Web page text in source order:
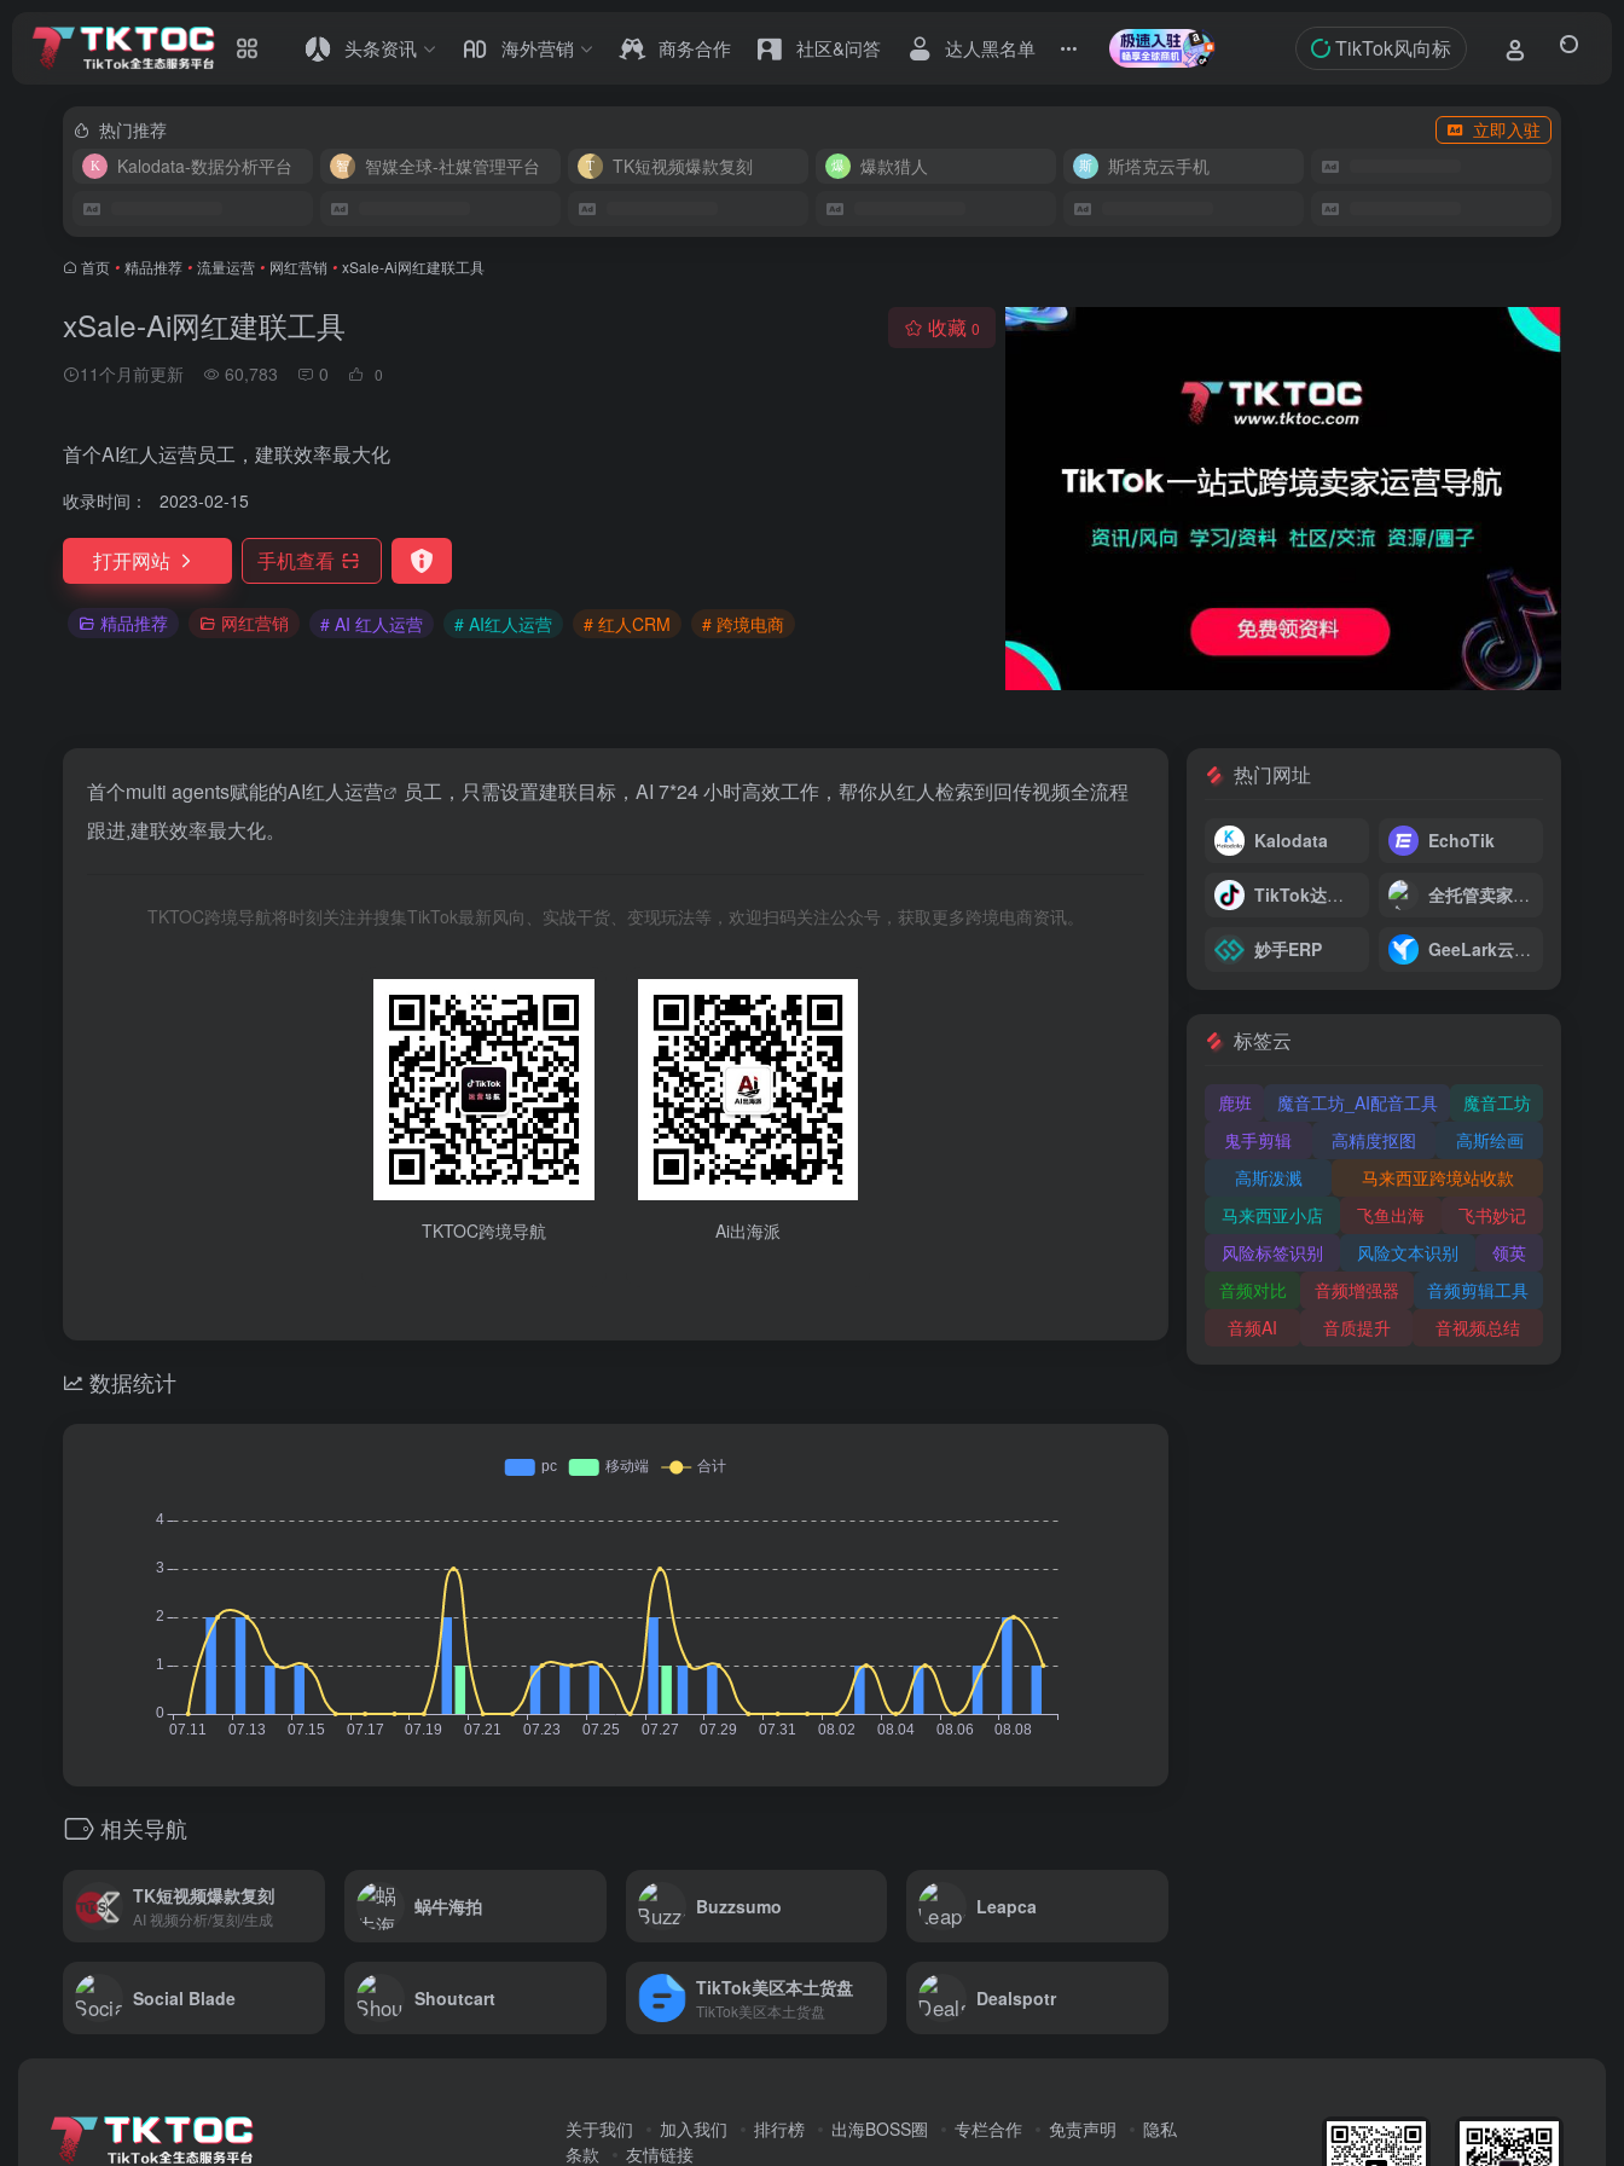
头条资讯 海外营销 商务合作 社区&问答 达人黑名单 TikTok风向标
热门推荐
立即入驻
Kalodata-数据分析平台
智媒全球-社媒管理平台 TK短视频爆款复刻 爆款猎人 斯塔克云手机
首页 • 精品推荐 • 流量运营 • 网红营销 • xSale-Ai网红建联工具
xSale-Ai网红建联工具
11个月前更新 60,783 0 0
收藏 0
首个AI红人运营员工，建联效率最大化
收录时间： 2023-02-15
打开网站 手机查看
精品推荐 网红营销 # AI 红人运营 # AI红人运营 # 红人CRM # 跨境电商
首个multi agents赋能的AI红人运营
员工，只需设置建联目标，AI 7*24 小时高效工作，帮你从红人检索到回传视频全流程
跟进,建联效率最大化。
TKTOC跨境导航将时刻关注并搜集TikTok最新风向、实战干货、变现玩法等，欢迎扫码关注公众号，获取更多跨境电商资讯。
TKTOC跨境导航 Ai出海派
数据统计
相关导航
TK短视频爆款复刻
AI 视频分析/复刻/生成
蜗牛海拍 Buzzsumo Leapca
Social Blade Shoutcart TikTok美区本土货盘
TikTok美区本土货盘
Dealspotr
热门网址
Kalodata EchoTik
TikTok达人广场 全托管卖家中心
妙手ERP GeeLark云手机
标签云
鹿班 魔音工坊_AI配音工具
魔音工坊
鬼手剪辑
高精度抠图
高斯绘画
高斯泼溅
马来西亚跨境站收款
马来西亚小店
飞鱼出海
飞书妙记
风险标签识别
风险文本识别
领英
音频对比
音频增强器
音频剪辑工具
音频AI
音质提升 音视频总结
关于我们 加入我们 排行榜 出海BOSS圈 专栏合作 免责声明
隐私
条款
友情链接